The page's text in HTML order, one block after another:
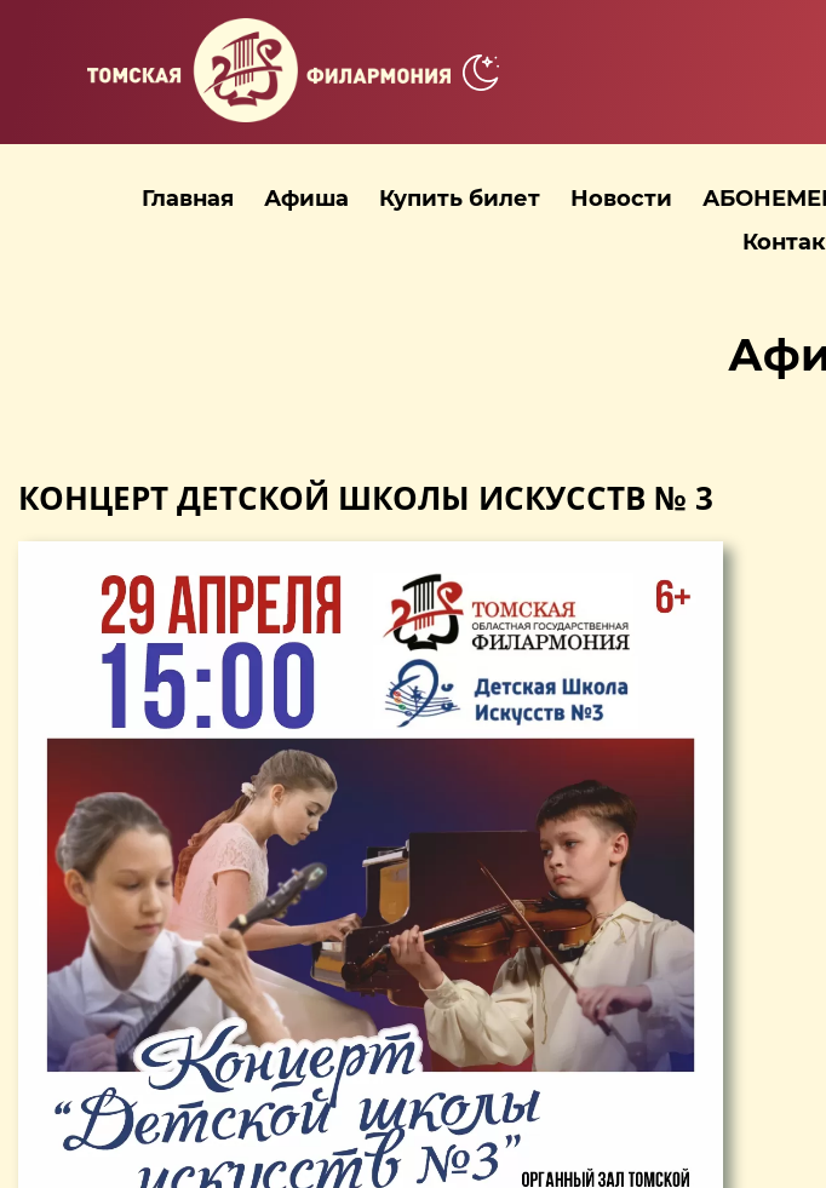
Главная Афиша Купить билет Новости
КОНЦЕРТ ДЕТСКОЙ ШКОЛЫ ИСКУССТВ № 3